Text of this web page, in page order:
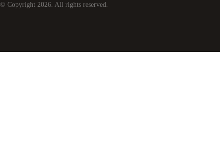
© Copyright 2026 . All rights reserved.